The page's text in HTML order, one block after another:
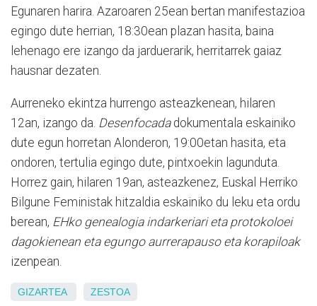
Egunaren harira. Azaroaren 25ean bertan manifestazioa
egingo dute herrian, 18:30ean plazan hasita, baina
lehenago ere izango da jarduerarik, herritarrek gaiaz
hausnar dezaten.
Aurreneko ekintza hurrengo asteazkenean, hilaren
12an, izango da. Desenfocadadokumentala eskainiko
dute egun horretan Alonderon, 19:00etan hasita, eta
ondoren, tertulia egingo dute, pintxoekin lagunduta.
Horrez gain, hilaren 19an, asteazkenez, Euskal Herriko
Bilgune Feministak hitzaldia eskainiko du leku eta ordu
berean, EHko genealogia indarkeriari eta protokoloei
dagokienean eta egungo aurrerapauso eta korapiloak
izenpean.
GIZARTEA ZESTOA